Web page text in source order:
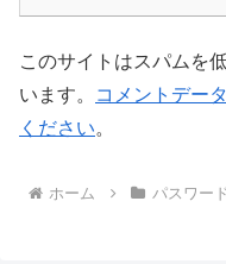
このサイトはスパムを
います。
コメントデー
ください。
ホーム パスワー